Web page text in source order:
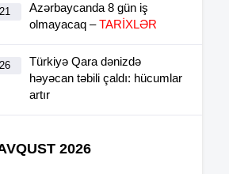
Azərbaycanda 8 gün iş
olmayacaq –TARİXLƏR
Türkiyə Qara dənizdə
həyəcan təbili çaldı: hücumlar
artır
2026